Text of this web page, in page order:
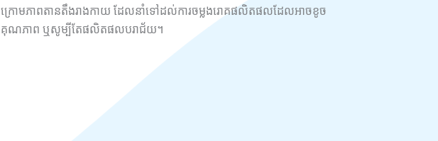
ក្រោមភាពតានតឹងរាងកាយ ដែលនាំទៅដល់ការចម្លងរោគផលិតផលដែលអាចខូច
គុណភាព ឬសូម្បីតែផលិតផលបរាជ័យ។